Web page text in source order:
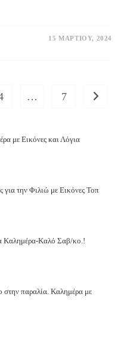
15 ΜΑΡΤΊΟΥ, 2024
… 7 Go to
με Εικόνες και Λόγια
για την Φιλιώ με Εικόνες Τοπ
Καλημέρα-Καλό Σαβ/κο.!
παραλία. Καλημέρα με